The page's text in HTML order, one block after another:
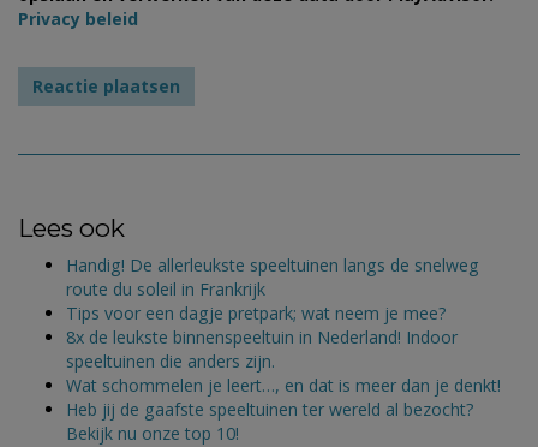
Privacy beleid
Lees ook
Handig! De allerleukste speeltuinen langs de snelweg
route du soleil in Frankrijk
Tips voor een dagje pretpark; wat neem je mee?
8x de leukste binnenspeeltuin in Nederland! Indoor
speeltuinen die anders zijn.
Wat schommelen je leert…, en dat is meer dan je denkt!
Heb jij de gaafste speeltuinen ter wereld al bezocht?
Bekijk nu onze top 10!